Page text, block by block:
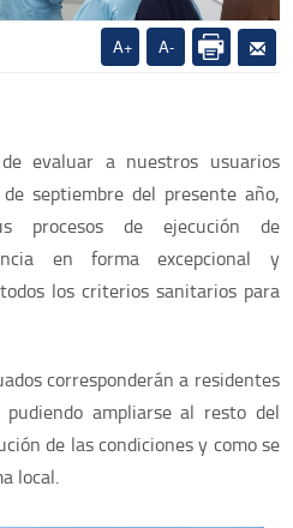
A-
A+
evaluar a nuestros usuarios
septiembre del presente año,
procesos de ejecución de
en forma excepcional y
los criterios sanitarios para
corresponderán a residentes
ampliarse al resto del
de las condiciones y como se
local.